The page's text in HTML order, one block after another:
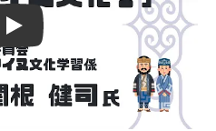
Play